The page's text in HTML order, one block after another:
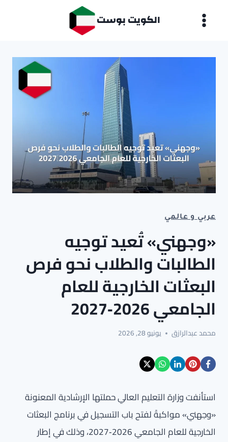
الكويت بوست
عربي و عالمي
«وجهني» تُعيد توجيه
الطالبات والطلاب نحو فرص
البعثات الخارجية للعام
الجامعي 2026‑2027
محمد عبدالرازق يونيو 28, 2026
استأنفت وزارة التعليم العالي حملتها الإرشادية المعنونة
«وجهني» مواكبةً لفتح باب التسجيل في برنامج البعثات
الخارجية للعام الجامعي 2026‑2027، وذلك في إطار